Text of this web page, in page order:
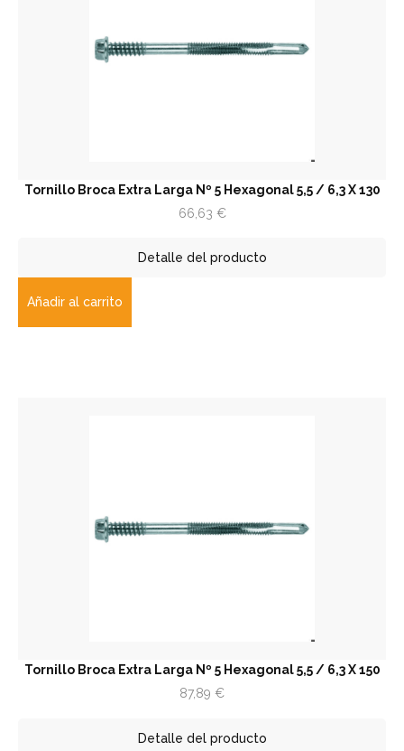
Tornillo Broca Extra Larga Nº 5 Hexagonal 5,5 / 6,3 X 130
66,63 €
Detalle del producto
Añadir al carrito
Tornillo Broca Extra Larga Nº 5 Hexagonal 5,5 / 6,3 X 150
87,89 €
Detalle del producto